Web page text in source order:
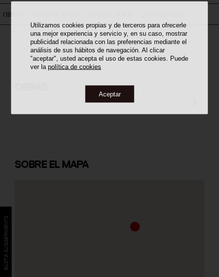
Utilizamos cookies propias y de terceros para ofrecerle
una mejor experiencia y servicio y, en su caso, mostrar
publicidad relacionada con las preferencias mediante el
análisis de sus hábitos de navegación. Al clicar
"aceptar", usted acepta el uso de estas cookies. Puede
ver lapolítica de cookies
Aceptar
OBRAS
Casa Bernardí Martorell
SOBREEL MAPA
BÚSTIA SUGGERIMENTS